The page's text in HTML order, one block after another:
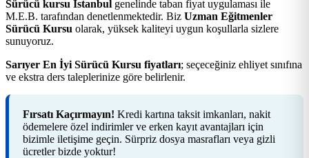
Sürücü kursu İstanbul genelinde taban fiyat uygulaması ile
M.E.B. tarafından denetlenmektedir. Biz Uzman Eğitmenler
Sürücü Kursu olarak, yüksek kaliteyi uygun koşullarla sizlere
sunuyoruz.
Sarıyer En İyi Sürücü Kursu fiyatları; seçeceğiniz ehliyet sınıfına
ve ekstra ders taleplerinize göre belirlenir.
Fırsatı Kaçırmayın! Kredi kartına taksit imkanları, nakit
ödemelere özel indirimler ve erken kayıt avantajları için
bizimle iletişime geçin. Sürpriz dosya masrafları veya gizli
ücretler bizde yoktur!